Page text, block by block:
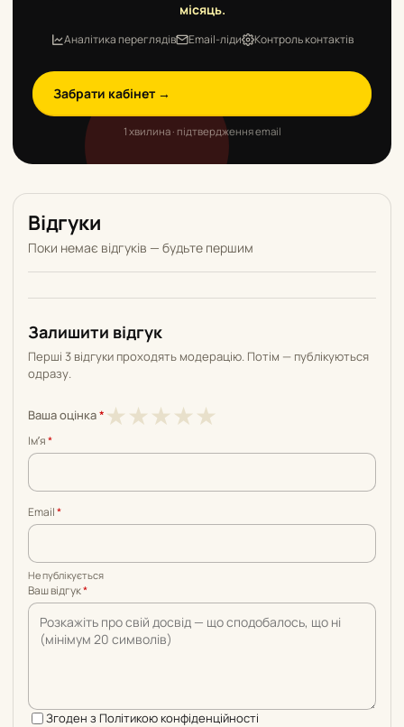
місяць.
Аналітика переглядів Email-ліди Контроль контактів
Забрати кабінет →
1 хвилина · підтвердження email
Відгуки
Поки немає відгуків — будьте першим
Залишити відгук
Перші 3 відгуки проходять модерацію. Потім — публікуються
одразу.
Ваша оцінка* ★
5
★4
5
★3
5
★2
5
★1
5
Імʼя*
Email*
Не публікується
Ваш відгук*
Згоден з Політикою конфіденційності